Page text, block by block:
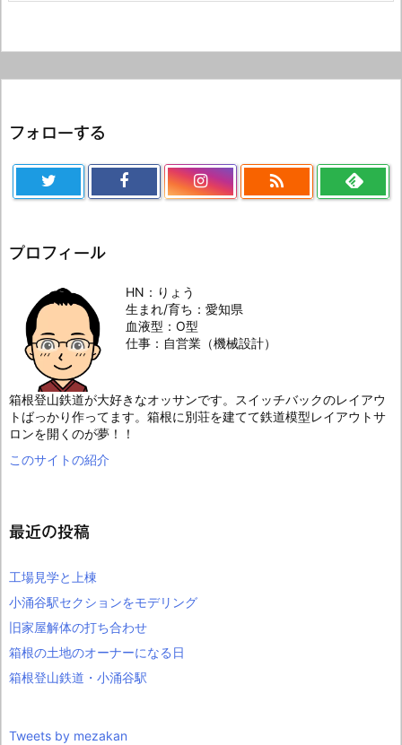
フォローする

プロフィール
HN：りょう
生まれ/育ち：愛知県
血液型：O型
仕事：自営業（機械設計）
箱根登山鉄道が大好きなオッサンです。スイッチバックのレイアウ
トばっかり作ってます。箱根に別荘を建てて鉄道模型レイアウトサ
ロンを開くのが夢！！
このサイトの紹介
最近の投稿
工場見学と上棟
小涌谷駅セクションをモデリング
旧家屋解体の打ち合わせ
箱根の土地のオーナーになる日
箱根登山鉄道・小涌谷駅
Tweets by mezakan